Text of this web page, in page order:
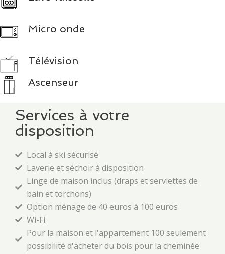
Micro onde
Télévision
Ascenseur
Services à votre
disposition
Local à ski sécurisé
Laverie et séchoir à disposition
Linge de maison inclus (draps et serviettes de
bain et torchons)
Option ménage de 40 euros à 100 euros
Wi-Fi
Pour la maison et l'appartement 100 seulement
possibilité d'acheter du bois pour la cheminée